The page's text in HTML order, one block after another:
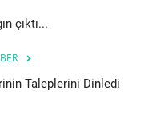
çıktı...
Taleplerini Dinledi